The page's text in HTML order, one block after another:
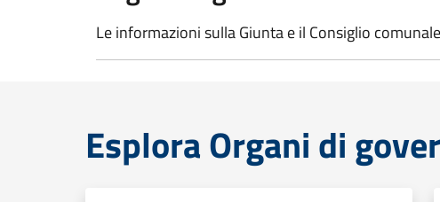
Le informazioni sulla Giunta e il Consiglio
Esplora Organi di